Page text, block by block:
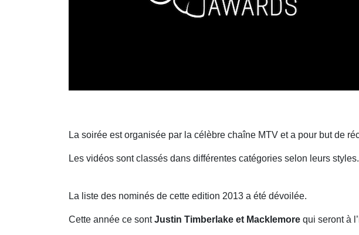
La soirée est organisée par la célèbre chaîne MTV et a pour but de
Les vidéos sont classés dans différentes catégories selon leurs styles.
La liste des nominés de cette edition 2013 a été dévoilée.
Cette année ce sontJustin Timberlake et Macklemore qui seront à